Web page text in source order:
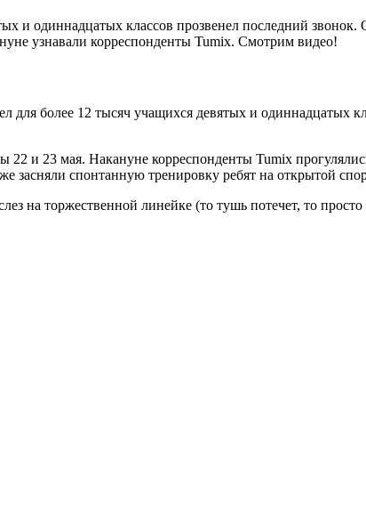
и одиннадцатых классов прозвенел последний
узнавали корреспонденты Tumix. Смотрим видео!
более 12 тысяч учащихся девятых и одиннадцатых
и 23 мая. Накануне корреспонденты Tumix
спонтанную тренировку ребят на открытой
на торжественной линейке (то тушь потечет, то